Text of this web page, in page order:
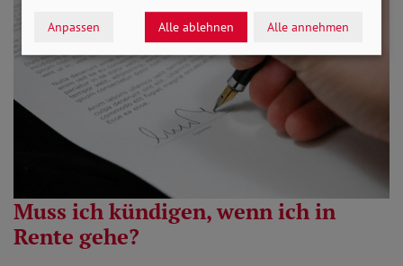
Muss ich kündigen, wenn ich in
Rente gehe?
Anpassen Alle ablehnen Alle annehmen